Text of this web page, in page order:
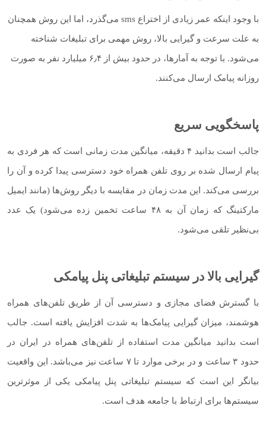
با وجود اینکه عمر زیادی از اختراع sms می‌گذرد، اما این روش همچنان
به علت سرعت و گیرایی بالا، روش مهمی برای تبلیغات شناخته
می‌شود. با توجه به آمارها، در حدود بیش از ۶٫۴ میلیارد نفر به صورت
روزانه پیامک ارسال می‌کنند.
پاسخگویی سریع
جالب است بدانید ۴ دقیقه، میانگین مدت زمانی است که هر فردی به
پیام ارسال شده بر روی تلفن همراه خود دسترسی پیدا کرده و آن را
بررسی می‌کند. این مدت زمان در مقایسه با دیگر روش‌ها (مانند ایمیل
مارکتینگ که زمان آن به ۴۸ ساعت تخمین زده می‌شود) یک عدد
بی‌نظیر تلقی می‌شود.
گیرایی بالا در سیستم تبلیغاتی پنل پیامکی
با گسترش فضای مجازی و دسترسی آن از طریق تلفن‌های همراه
هوشمند، میزان گیرایی پیامک‌ها به شدت افزایش یافته است. جالب
است بدانید میانگین مدت استفاده از تلفن‌های همراه در ایران در
حدود ۳ ساعت و در برخی موارد تا ۷ ساعت نیز می‌باشد. این واقعیت
بیانگر این است که سیستم تبلیغاتی پنل پیامکی یکی از موثرترین
سیستم‌ها برای ارتباط با جامعه هدف است.